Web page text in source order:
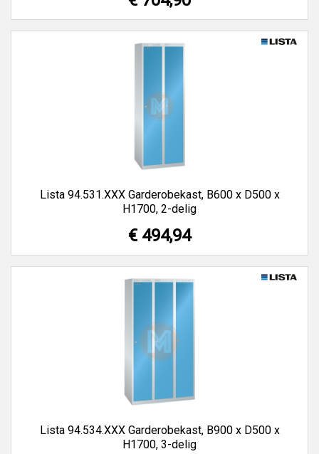
Lista 94.531.XXX Garderobekast, B600 x D500 x
H1700, 2-delig
€ 494,94
Lista 94.534.XXX Garderobekast, B900 x D500 x
H1700, 3-delig